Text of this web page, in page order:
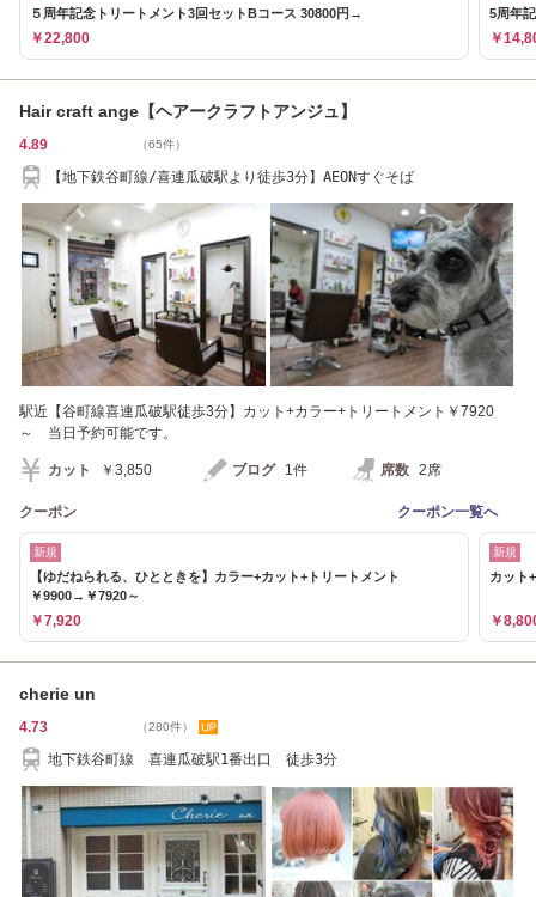
５周年記念トリートメント3回セットBコース 30800円→
￥22,800
5周年
￥
Hair craft ange【ヘアークラフトアンジュ】
4.89 （65件）
【地下鉄谷町線/喜連瓜破駅より徒歩3分】AEONすぐそば
駅近【谷町線喜連瓜破駅徒歩3分】カット+カラー+トリートメント￥7920
～ 当日予約可能です。
カット ￥3,850 ブログ 1件 席数 2席
クーポン クーポン一覧へ
新規
【ゆだねられる、ひとときを】カラー+カット+トリートメント
￥9900→￥7920～
￥7,920
新規
カット
￥
cherie un
4.73 （280件）
地下鉄谷町線 喜連瓜破駅1番出口 徒歩3分